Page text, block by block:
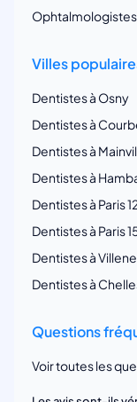
Ophtalmologistes
Villes
Dentistes à Osny
Dentistes à
Dentistes à
Dentistes à
Dentistes à Paris
Dentistes à Paris
Dentistes à
Dentistes à
Questions
Voir toutes les